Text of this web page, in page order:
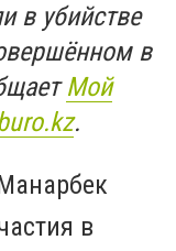
в убийстве
в
Мой
.
в